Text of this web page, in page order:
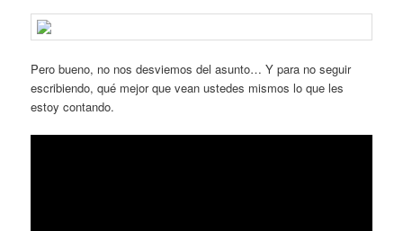
Pero bueno, no nos desviemos del asunto… Y para no seguir
escribiendo, qué mejor que vean ustedes mismos lo que les
estoy contando.